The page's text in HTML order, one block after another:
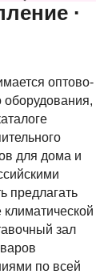
·
оптово-
оборудования,
для дома и
предлагать
зал
по всей